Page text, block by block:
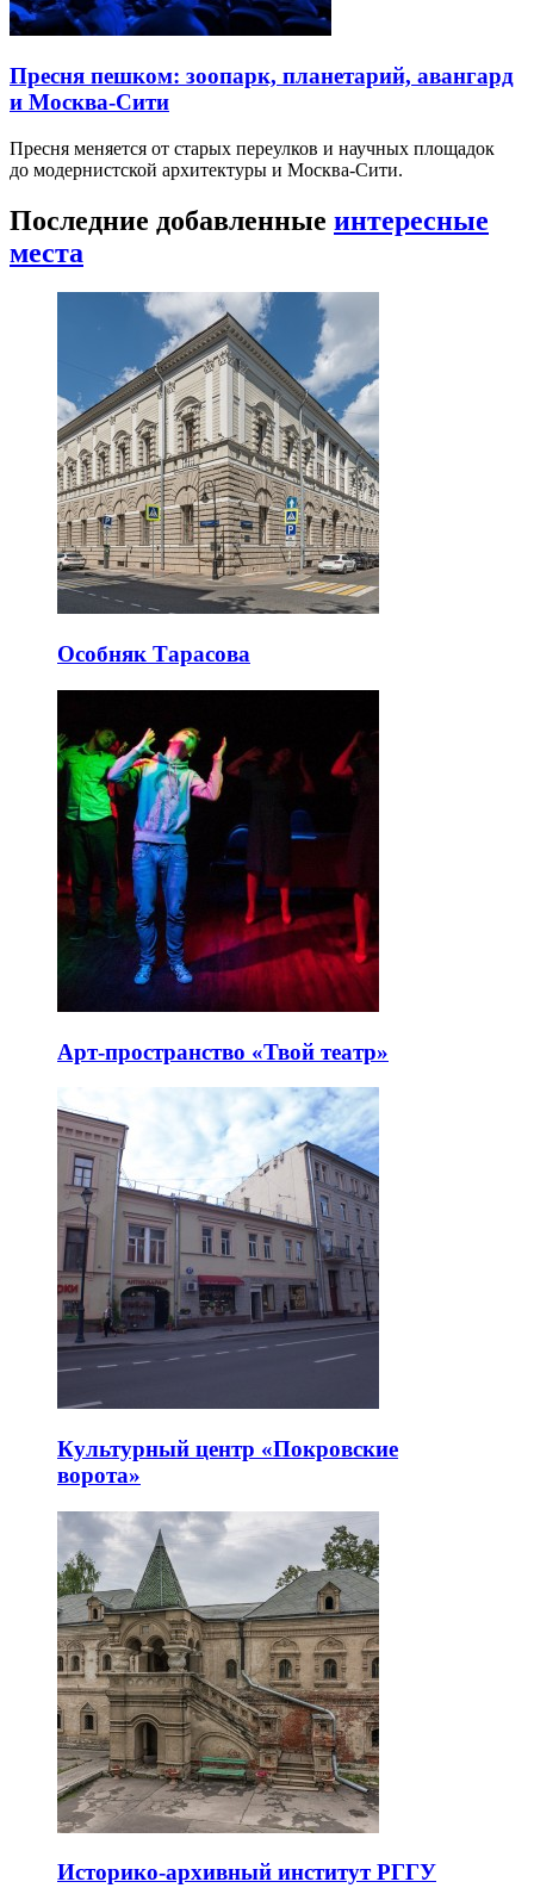
Пресня пешком: зоопарк, планетарий, авангард
и Москва-Сити
Пресня меняется от старых переулков и научных площадок
до модернистской архитектуры и Москва-Сити.
Последние добавленные интересные
места
Особняк Тарасова
Арт-пространство «Твой театр»
Культурный центр «Покровские
ворота»
Историко-архивный институт РГГУ